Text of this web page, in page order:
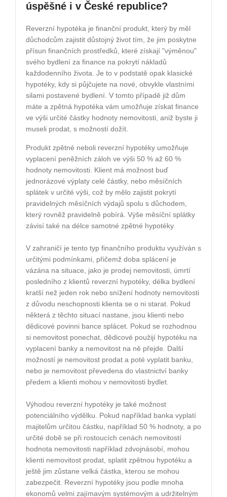
úspěšné i v České republice?
Reverzní hypotéka je finanční produkt, který by měl
důchodcům zajistit důstojný život tím, že jim poskytne
přísun finančních prostředků, které získají "výměnou"
svého bydlení za finance na pokrytí nákladů
každodenního života. Je to v podstatě opak klasické
hypotéky, kdy si půjčujete na nové, obvykle vlastními
silami postavené bydlení. V tomto případě již dům
máte a zpětná hypotéka vám umožňuje získat finance
ve výši určité částky hodnoty nemovitosti, aniž byste ji
museli prodat, s možností dožít.
Produkt zpětné neboli reverzní hypotéky umožňuje
vyplacení peněžních záloh ve výši 50 % až 60 %
hodnoty nemovitosti. Klient má možnost buď
jednorázové výplaty celé částky, nebo měsíčních
splátek v určité výši, což by mělo zajistit pokrytí
pravidelných měsíčních výdajů spolu s důchodem,
který rovněž pravidelně pobírá. Výše měsíční splátky
závisí také na délce samotné zpětné hypotéky.
V zahraničí je tento typ finančního produktu využíván s
určitými podmínkami, přičemž doba splácení je
vázána na situace, jako je prodej nemovitosti, úmrtí
posledního z klientů reverzní hypotéky, délka bydlení
kratší než jeden rok nebo snížení hodnoty nemovitosti
z důvodu neschopnosti klienta se o ni starat. Pokud
některá z těchto situací nastane, jsou klienti nebo
dědicové povinni bance splácet. Pokud se rozhodnou
si nemovitost ponechat, dědicové použijí hypotéku na
vyplacení banky a nemovitost na ně přejde. Další
možností je nemovitost prodat a poté vyplatit banku,
nebo je nemovitost převedena do vlastnictví banky
předem a klienti mohou v nemovitosti bydlet.
Výhodou reverzní hypotéky je také možnost
potenciálního výdělku. Pokud například banka vyplatí
majitelům určitou částku, například 50 % hodnoty, a po
určité době se při rostoucích cenách nemovitostí
hodnota nemovitosti například zdvojnásobí, mohou
klienti nemovitost prodat, splatit zpětnou hypotéku a
ještě jim zůstane velká částka, kterou se mohou
zabezpečit. Reverzní hypotéky jsou podle mnoha
ekonomů velmi zajímavým systémovým a udržitelným